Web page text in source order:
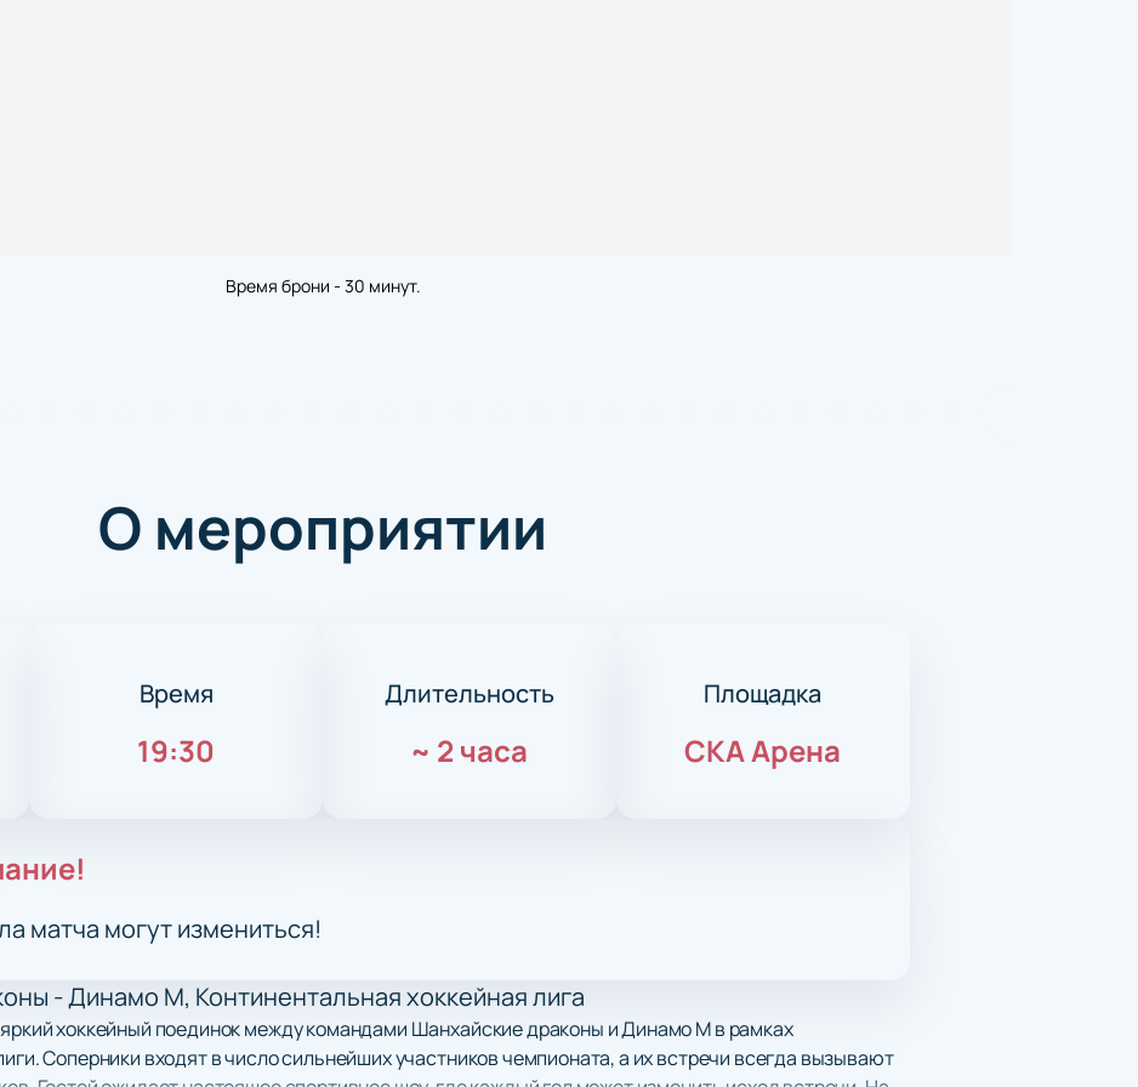
Время брони - 30 минут.
О мероприятии
Время
19:30
Длительность
~ 2 часа
Площадка
СКА Арена
матча могут измениться!
- Динамо М, Континентальная хоккейная лига
хоккейный поединок между командами Шанхайские драконы и Динамо М в рамках
Соперники входят в число сильнейших участников чемпионата, а их встречи всегда вызывают